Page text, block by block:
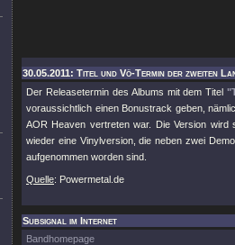
30.05.2011: Titel und Vö-Termin der zweiten
Der Releasetermin des Albums mit dem Titel
voraussichtlich einen Bonustrack geben,
AOR Heaven vertreten war. Die Version
wieder eine Vinylversion, die neben zwei
aufgenommen worden sind.
Quelle: Powermetal.de
Subsignal im Internet
Bandhomepage